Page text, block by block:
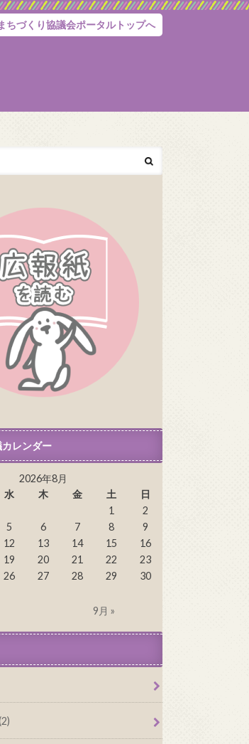
ちづくり協議会ポータルトップへ
レンダー
2026年8月
水 木 金 土
日
1
2
5 6 7 8
9
12 13 14 15
16
19 20 21 22
23
26 27 28 29
30
9月 »